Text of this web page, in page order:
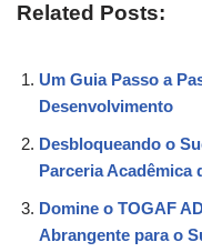
Related Posts:
Um Guia Passo a
Desenvolvimento
Desbloqueando o
Parceria Acadêmica
Domine o TOGAF
Abrangente para o